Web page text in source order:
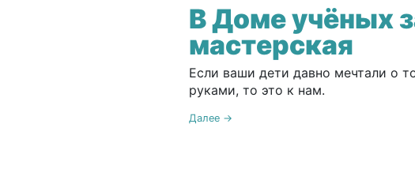
В Доме учёных
мастерская
Если ваши дети давно мечтали о
руками, то это к нам.
Далее →